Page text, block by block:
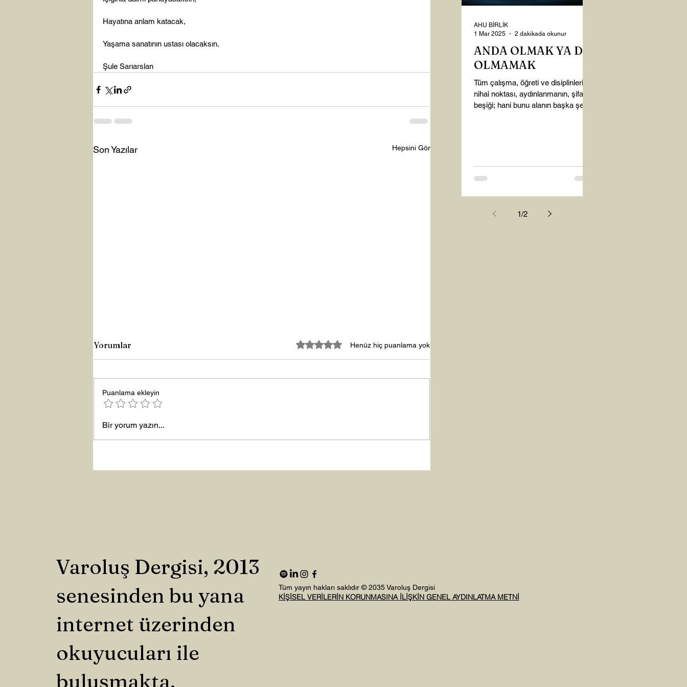
Hayatına anlam katacak,
Yaşama sanatının ustası olacaksın.
Şule Sarıarslan
Son Yazılar Hepsini Gör
Yeni Yıla Merhaba
Yorumlar 5 üzerinden 0 yıldızHenüz hiç puanlama yok
Puanlama ekleyin
Bir yorum yazın...
ANDA OLMAK YA DA
OLMAMAK
Tüm çalışma, öğreti ve disiplinlerin
nihai noktası, aydınlanmanın, şifanın
beşiği; hani bunu alanın başka şey
AHU BİRLİK
1 Mar 2025
2 dakikada okunur
1/2
Varoluş Dergisi, 2013
senesinden bu yana
internet üzerinden
okuyucuları ile
buluşmakta.
Tüm yayın hakları saklıdır © 2035 Varoluş Dergisi
KİŞİSEL VERİLERİN KORUNMASINA İLİŞKİN GENEL AYDINLATMA METNİ